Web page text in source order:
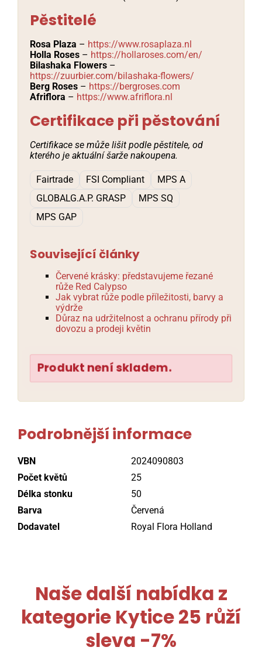
Pěstitelé
Rosa Plaza – https://www.rosaplaza.nl
Holla Roses – https://hollaroses.com/en/
Bilashaka Flowers –
https://zuurbier.com/bilashaka-flowers/
Berg Roses – https://bergroses.com
Afriflora – https://www.afriflora.nl
Certifikace při pěstování
Certifikace se může lišit podle pěstitele, od
kterého je aktuální šarže nakoupena.
Fairtrade FSI Compliant
MPS A
GLOBALG.A.P. GRASP
MPS SQ
MPS GAP
Související články
Červené krásky: představujeme řezané
růže Red Calypso
Jak vybrat růže podle příležitosti, barvy a
výdrže
Důraz na udržitelnost a ochranu přírody při
dovozu a prodeji květin
Produkt není skladem.
Podrobnější informace
VBN
2024090803
Počet květů
25
Délka stonku
50
Barva
Červená
Dodavatel
Royal Flora Holland
Naše další nabídka z
kategorie Kytice 25 růží
sleva -7%